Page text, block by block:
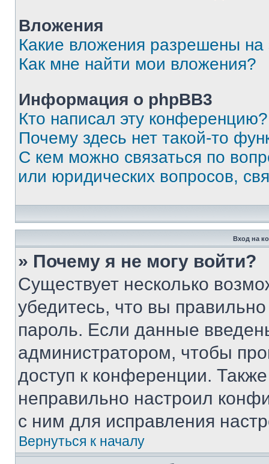
Вложения
Какие вложения разрешены
Как мне найти мои вложения?
Информация о phpBB3
Кто написал эту конференцию?
Почему здесь нет такой-то
С кем можно связаться по
или юридических вопросов,
Вход на
» Почему я не могу войти?
Существует несколько
убедитесь, что вы
пароль. Если данные
администратором, чтобы
доступ к конференции.
неправильно настроил
с ним для исправления
Вернуться к началу